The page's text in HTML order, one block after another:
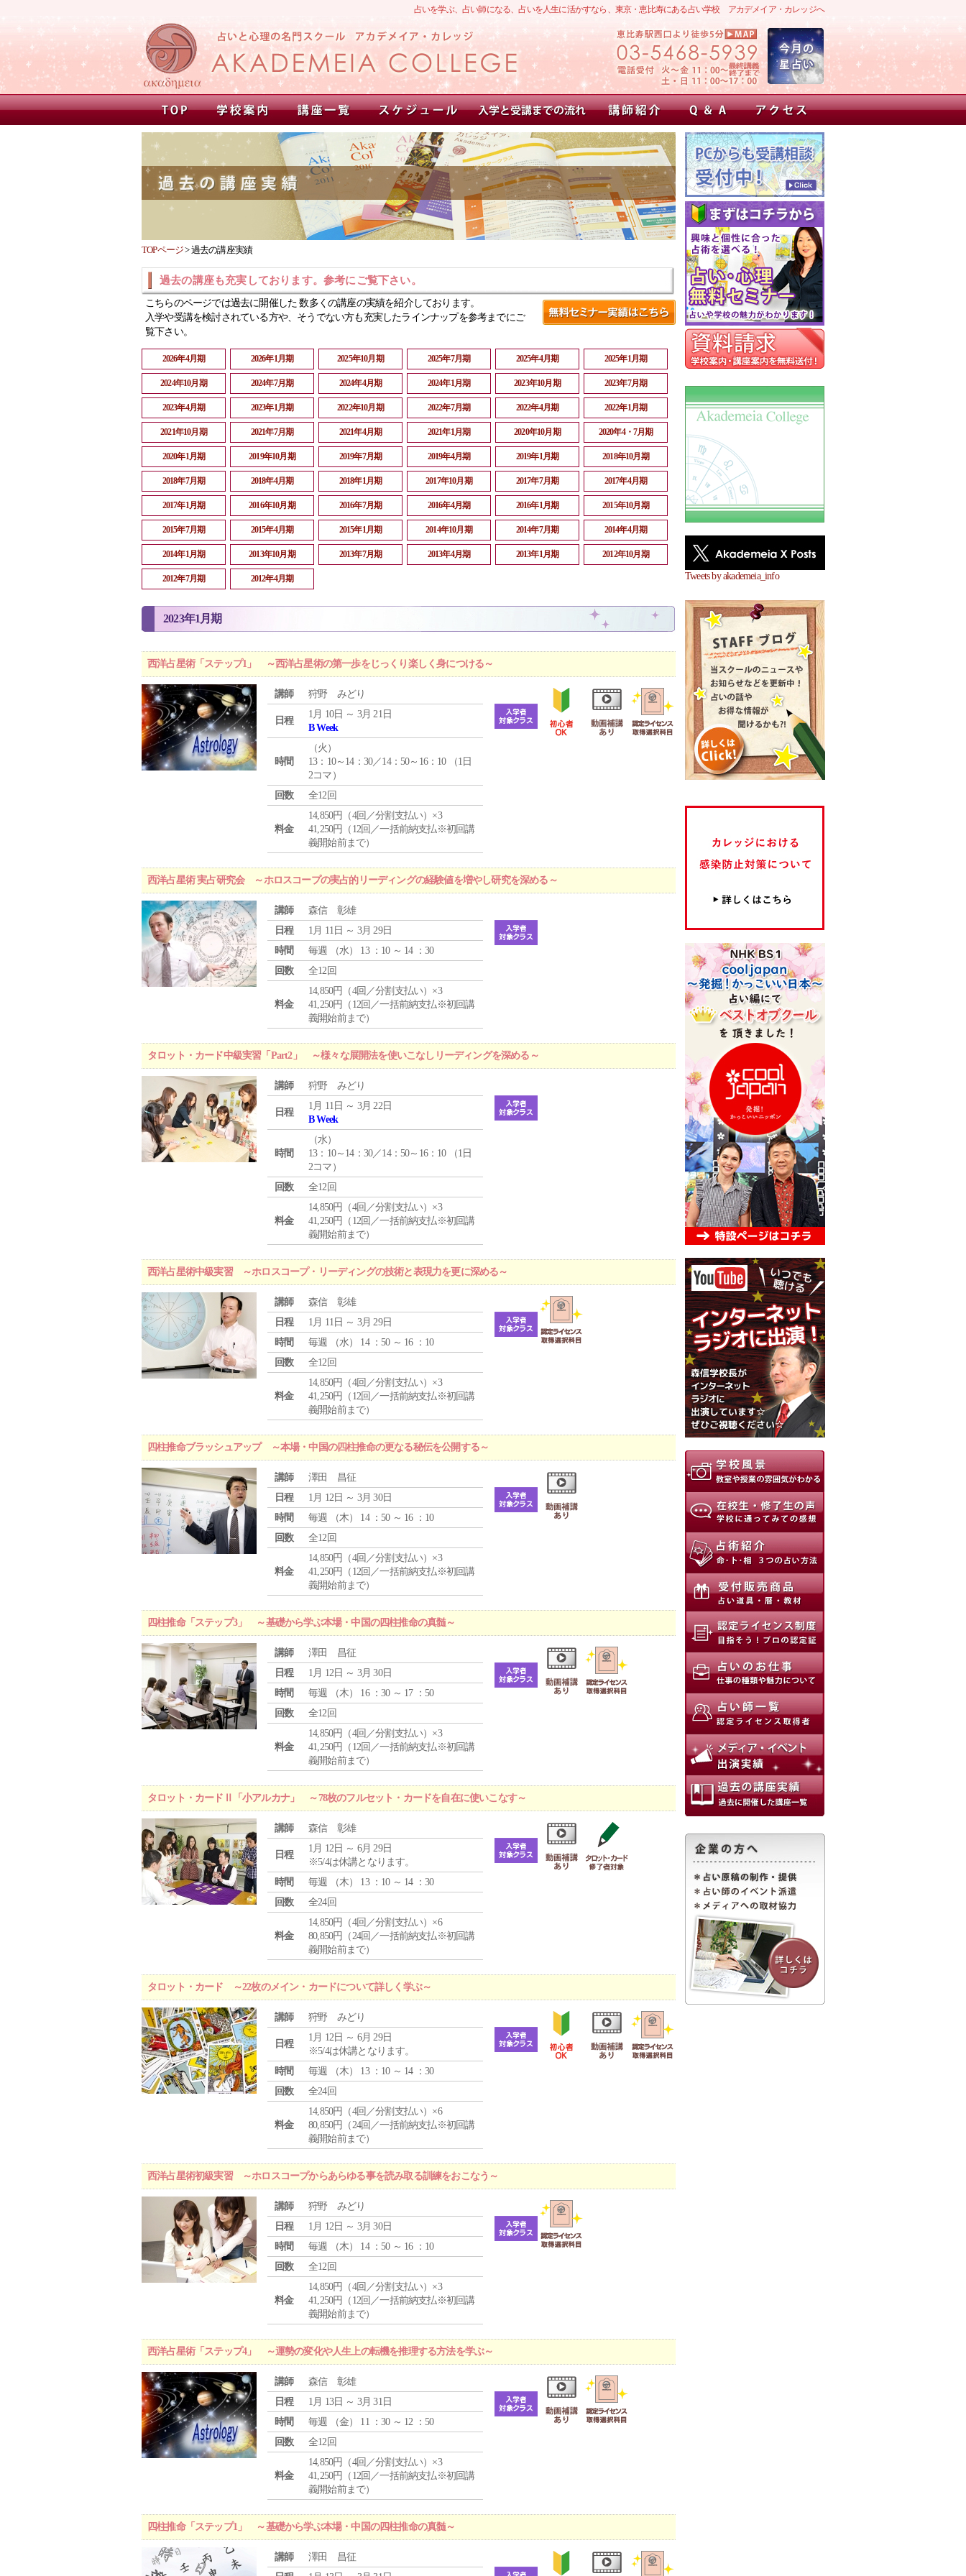
占いを学ぶ、占い師になる、占いを人生に活かすなら、東京・恵比寿にある占い学校 アカデメイア・カレッジへ
Tweets by akademeia_info
TOPページ>過去の講座実績
過去の講座も充実しております。参考にご覧下さい。
こちらのページでは過去に開催した 数多くの講座の実績を紹介しております。
入学や受講を検討されている方や、そうでない方も充実したラインナップを参考までにご
覧下さい。
2026年4月期 2026年1月期 2025年10月期 2025年7月期 2025年4月期 2025年1月期
2024年10月期 2024年7月期 2024年4月期 2024年1月期 2023年10月期 2023年7月期
2023年4月期 2023年1月期 2022年10月期 2022年7月期 2022年4月期 2022年1月期
2021年10月期 2021年7月期 2021年4月期 2021年1月期 2020年10月期 2020年4・7月期
2020年1月期 2019年10月期 2019年7月期 2019年4月期 2019年1月期 2018年10月期
2018年7月期 2018年4月期 2018年1月期 2017年10月期 2017年7月期 2017年4月期
2017年1月期 2016年10月期 2016年7月期 2016年4月期 2016年1月期 2015年10月期
2015年7月期 2015年4月期 2015年1月期 2014年10月期 2014年7月期 2014年4月期
2014年1月期 2013年10月期 2013年7月期 2013年4月期 2013年1月期 2012年10月期
2012年7月期 2012年4月期
2023年1月期
西洋占星術「ステップ1」 ～西洋占星術の第一歩をじっくり楽しく身につける～
講師 狩野 みどり
日程
1月 10日 ～ 3月 21日
B Week
時間
（火 ）
13：10～14：30／14：50～16：10 （1日
2コマ）
回数
全12回
料金
14,850円（4回／分割支払い）×3
41,250円（12回／一括前納支払※初回講
義開始前まで）
西洋占星術 実占研究会 ～ホロスコープの実占的リーディングの経験値を増やし研究を深める～
講師
森信 彰雄
日程
1月 11日 ～ 3月 29日
時間
毎週 （水） 13 ：10 ～ 14 ：30
回数
全12回
料金
14,850円（4回／分割支払い）×3
41,250円（12回／一括前納支払※初回講
義開始前まで）
タロット・カード中級実習「Part2」 ～様々な展開法を使いこなしリーディングを深める～
講師 狩野 みどり
日程
1月 11日 ～ 3月 22日
B Week
時間
（水）
13：10～14：30／14：50～16：10 （1日
2コマ）
回数
全12回
料金
14,850円（4回／分割支払い）×3
41,250円（12回／一括前納支払※初回講
義開始前まで）
西洋占星術中級実習 ～ホロスコープ・リーディングの技術と表現力を更に深める～
講師
森信 彰雄
日程
1月 11日 ～ 3月 29日
時間
毎週 （水） 14 ：50 ～ 16 ：10
回数
全12回
料金
14,850円（4回／分割支払い）×3
41,250円（12回／一括前納支払※初回講
義開始前まで）
四柱推命ブラッシュアップ ～本場・中国の四柱推命の更なる秘伝を公開する～
講師
澤田 昌征
日程
1月 12日 ～ 3月 30日
時間
毎週 （木） 14 ：50 ～ 16 ：10
回数
全12回
料金
14,850円（4回／分割支払い）×3
41,250円（12回／一括前納支払※初回講
義開始前まで）
四柱推命「ステップ3」 ～基礎から学ぶ本場・中国の四柱推命の真髄～
講師
澤田 昌征
日程
1月 12日 ～ 3月 30日
時間
毎週 （木） 16 ：30 ～ 17 ：50
回数
全12回
料金
14,850円（4回／分割支払い）×3
41,250円（12回／一括前納支払※初回講
義開始前まで）
タロット・カードⅡ「小アルカナ」 ～78枚のフルセット・カードを自在に使いこなす～
講師 森信 彰雄
日程
1月 12日 ～ 6月 29日
※5/4は休講となります。
時間
毎週 （木） 13 ：10 ～ 14 ：30
回数
全24回
料金
14,850円（4回／分割支払い）×6
80,850円（24回／一括前納支払※初回講
義開始前まで）
タロット・カード ～22枚のメイン・カードについて詳しく学ぶ～
講師 狩野 みどり
日程
1月 12日 ～ 6月 29日
※5/4は休講となります。
時間
毎週 （木） 13 ：10 ～ 14 ：30
回数
全24回
料金
14,850円（4回／分割支払い）×6
80,850円（24回／一括前納支払※初回講
義開始前まで）
西洋占星術初級実習 ～ホロスコープからあらゆる事を読み取る訓練をおこなう～
講師
狩野 みどり
日程
1月 12日 ～ 3月 30日
時間
毎週 （木） 14 ：50 ～ 16 ：10
回数
全12回
料金
14,850円（4回／分割支払い）×3
41,250円（12回／一括前納支払※初回講
義開始前まで）
西洋占星術「ステップ4」 ～運勢の変化や人生上の転機を推理する方法を学ぶ～
講師
森信 彰雄
日程
1月 13日 ～ 3月 31日
時間
毎週 （金） 11 ：30 ～ 12 ：50
回数
全12回
料金
14,850円（4回／分割支払い）×3
41,250円（12回／一括前納支払※初回講
義開始前まで）
四柱推命「ステップ1」 ～基礎から学ぶ本場・中国の四柱推命の真髄～
講師
澤田 昌征